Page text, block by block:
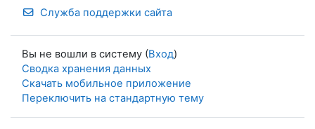
Служба поддержки сайта
Вы не вошли в систему (Вход)
Сводка хранения данных
Скачать мобильное приложение
Переключить на стандартную тему